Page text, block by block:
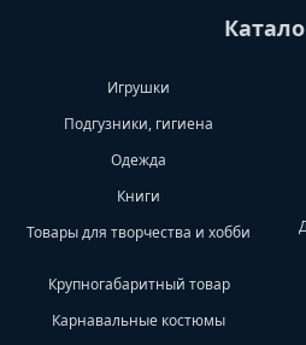
Игрушки
Подгузники, гигиена
Одежда
Книги
Товары для творчества и хобби
Крупногабаритный товар
Карнавальные костюмы